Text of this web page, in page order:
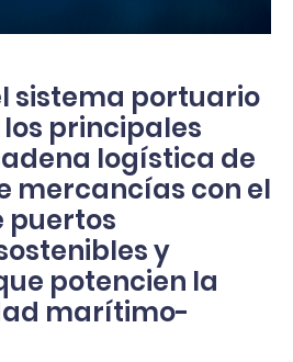
sistema portuario
principales
logística de
mercancías con el
puertos
y
potencien la
marítimo-